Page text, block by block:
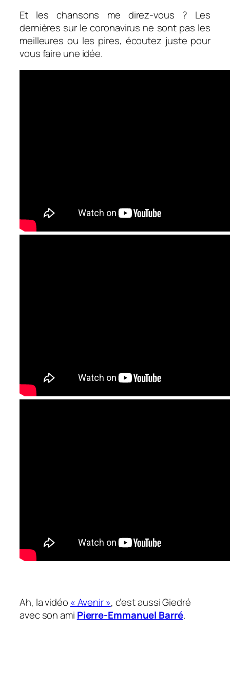
Et les chansons me direz-vous ? Les
dernières sur le coronavirus ne sont pas les
meilleures ou les pires, écoutez juste pour
vous faire une idée.
Ah, la vidéo « Avenir », c’est aussi Giedré
avec son ami Pierre-Emmanuel Barré.